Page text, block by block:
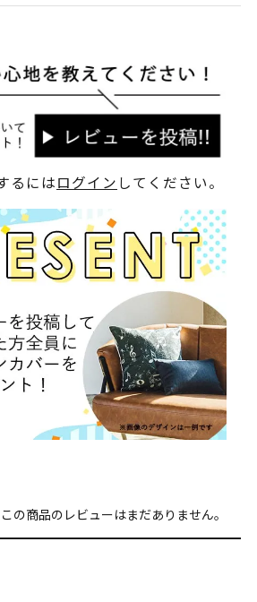
るにはログイン してください。
この商品のレビューはまだありません。